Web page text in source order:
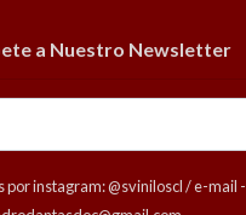
a Nuestro Newsletter
por instagram: @sviniloscl / e-mail -